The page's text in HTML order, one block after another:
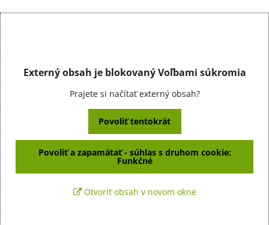
Externý obsah je blokovaný Voľbami súkromia
Prajete si načítať externý obsah?
Povoliť tentokrát
Povoliť a zapamätať - súhlas s druhom cookie:
Funkčné
Otvoriť obsah v novom okne